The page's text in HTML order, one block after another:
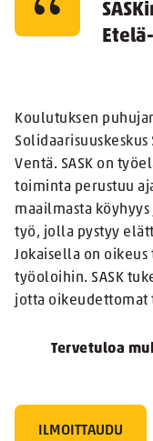
Koulutuksen
Ventä. SASK on
toiminta perustuu
maailmasta
työ, jolla pystyy
Jokaisella on
työoloihin. SASK
jotta oikeudettomat
Tervetuloa
ILMOITTAUDU